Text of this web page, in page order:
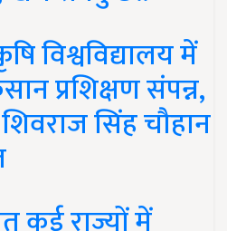
विश्वविद्यालय में
प्रशिक्षण संपन्न,
शिवराज सिंह चौहान